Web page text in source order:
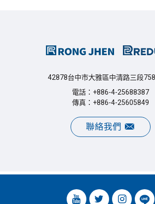
42878台中市大雅區中清路三段
電話：+886-4-25688387
傳真：+886-4-25605849
聯絡我們